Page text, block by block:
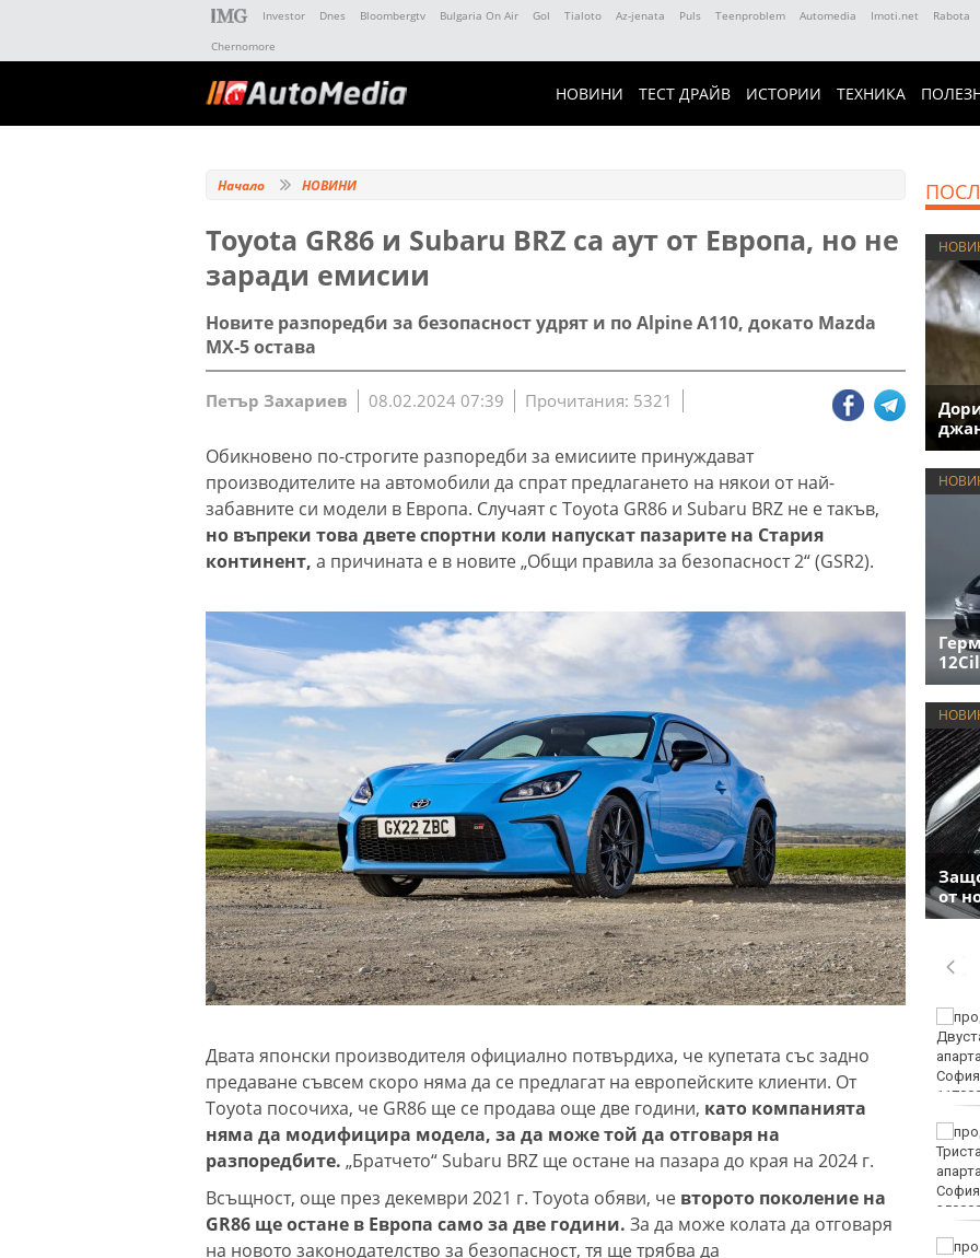
Investor Dnes Bloombergtv Bulgaria On Air Gol Tialoto Az-jenata Puls Teenproblem Automedia Imoti.net Rabota
Chernomore
НОВИНИ ТЕСТ ДРАЙВ ИСТОРИИ ТЕХНИКА
Начало НОВИНИ
Toyota GR86 и Subaru BRZ са аут от Европа, но не
заради емисии
Новите разпоредби за безопасност удрят и по Alpine A110, докато Mazda
MX-5 остава
Петър Захариев 08.02.2024 07:39 Прочитания: 5321
Обикновено по-строгите разпоредби за емисиите принуждават
производителите на автомобили да спрат предлагането на някои от най-
забавните си модели в Европа. Случаят с Toyota GR86 и Subaru BRZ не е такъв,
но въпреки това двете спортни коли напускат пазарите на Стария
континент, а причината е в новите „Общи правила за безопасност 2“ (GSR2).
Двата японски производителя официално потвърдиха, че купетата със задно
предаване съвсем скоро няма да се предлагат на европейските клиенти. От
Toyota посочиха, че GR86 ще се продава още две години, като компанията
няма да модифицира модела, за да може той да отговаря на
разпоредбите. „Братчето“ Subaru BRZ ще остане на пазара до края на 2024 г.
Всъщност, още през декември 2021 г. Toyota обяви, че второто поколение на
GR86 ще остане в Европа само за две години. За да може колата да отговаря
на новото законодателство за безопасност, тя ще трябва да
от
(Мадрид)
ЦСКА удари с 3:0 Макаби